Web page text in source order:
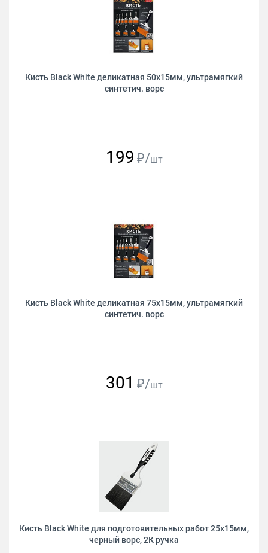
Кисть Black White деликатная 50х15мм, ультрамягкий
синтетич. ворс
199 ₽/шт
Кисть Black White деликатная 75х15мм, ультрамягкий
синтетич. ворс
301 ₽/шт
Кисть Black White для подготовительных работ 25х15мм,
черный ворс, 2К ручка